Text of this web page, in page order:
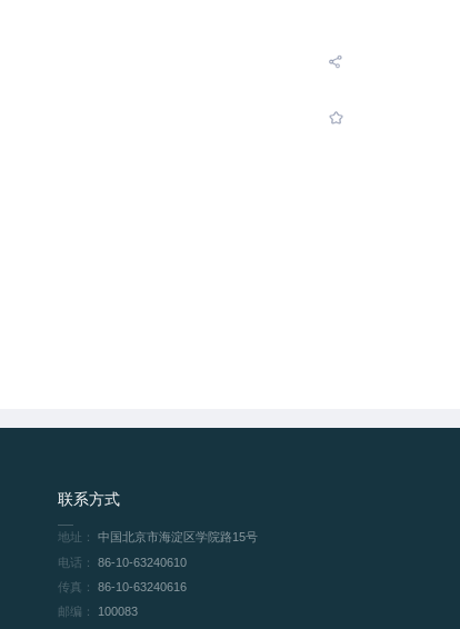
联系方式
地址：
中国北京市海淀区学院路15号
电话：
86-10-63240610
传真：
86-10-63240616
邮编：
100083